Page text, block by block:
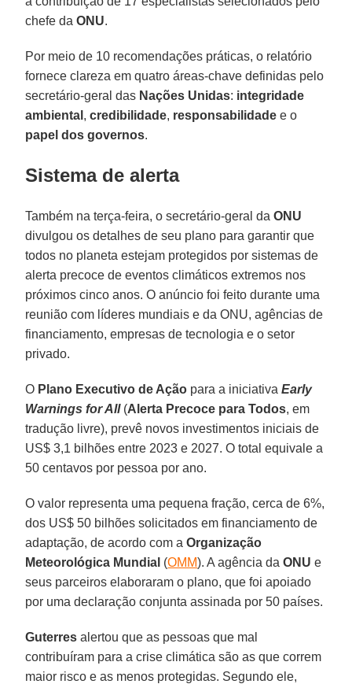
chefe daONU.
Por meio de 10 recomendações práticas, o relatório
fornece clareza em quatro áreas-chave definidas pelo
secretário-geral das Nações Unidas: integridade
ambiental ,credibilidade, responsabilidade e o
papel dos governos.
Sistema de alerta
Também na terça-feira, o secretário-geral daONU
divulgou os detalhes de seu plano para garantir que
todos no planeta estejam protegidos por sistemas de
alerta precoce de eventos climáticos extremos nos
próximos cinco anos. O anúncio foi feito durante uma
reunião com líderes mundiais e da ONU, agências de
financiamento, empresas de tecnologia e o setor
privado.
O Plano Executivo de Ação para a iniciativaEarly
Warnings for All(Alerta Precoce para Todos, em
tradução livre), prevê novos investimentos iniciais de
US$ 3,1 bilhões entre 2023 e 2027. O total equivale a
50 centavos por pessoa por ano.
O valor representa uma pequena fração, cerca de 6%,
dos US$ 50 bilhões solicitados em financiamento de
adaptação, de acordo com aOrganização
Meteorológica Mundial (OMM). A agência daONU e
seus parceiros elaboraram o plano, que foi apoiado
por uma declaração conjunta assinada por 50 países.
Guterres alertou que as pessoas que mal
contribuíram para a crise climática são as que correm
maior risco e as menos protegidas. Segundo ele,